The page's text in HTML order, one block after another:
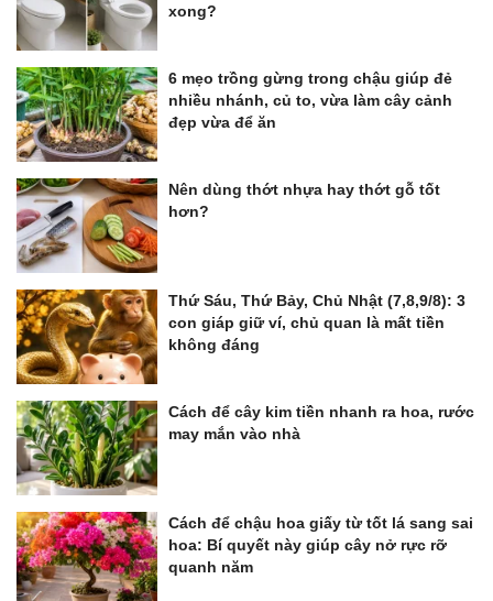
xong?
6 mẹo trồng gừng trong chậu giúp đẻ
nhiều nhánh, củ to, vừa làm cây cảnh
đẹp vừa để ăn
Nên dùng thớt nhựa hay thớt gỗ tốt
hơn?
Thứ Sáu, Thứ Bảy, Chủ Nhật (7,8,9/8): 3
con giáp giữ ví, chủ quan là mất tiền
không đáng
Cách để cây kim tiền nhanh ra hoa, rước
may mắn vào nhà
Cách để chậu hoa giấy từ tốt lá sang sai
hoa: Bí quyết này giúp cây nở rực rỡ
quanh năm